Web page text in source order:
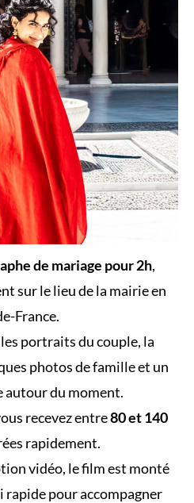
de mariage pour 2h,
sur le lieu de la mairie en
France.
portraits du couple, la
photos de famille et un
du moment.
recevez entre80 et 140
rapidement.
vidéo, le film est monté
rapide pour accompagner